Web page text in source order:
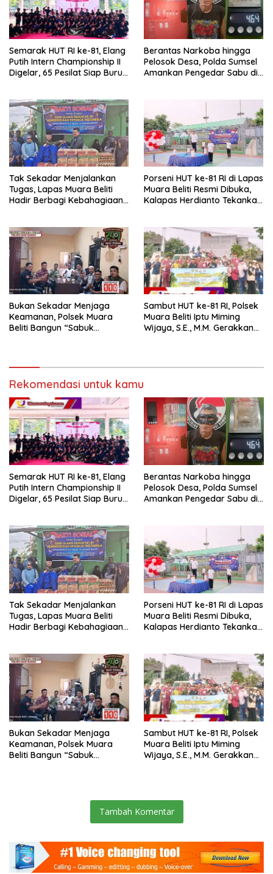
Semarak HUT RI ke-81, Elang
Putih Intern Championship II
Digelar, 65 Pesilat Siap Buru
Berantas Narkoba hingga
Pelosok Desa, Polda Sumsel
Amankan Pengedar Sabu di
Tak Sekadar Menjalankan
Tugas, Lapas Muara Beliti
Hadir Berbagi Kebahagiaan
Porseni HUT ke-81 RI di Lapas
Muara Beliti Resmi Dibuka,
Kalapas Herdianto Tekankan
Bukan Sekadar Menjaga
Keamanan, Polsek Muara
Beliti Bangun “Sabuk
Sambut HUT ke-81 RI, Polsek
Muara Beliti Iptu Miming
Wijaya, S.E., M.M. Gerakkan
Rekomendasi untuk kamu
Semarak HUT RI ke-81, Elang
Putih Intern Championship II
Digelar, 65 Pesilat Siap Buru
Berantas Narkoba hingga
Pelosok Desa, Polda Sumsel
Amankan Pengedar Sabu di
Tak Sekadar Menjalankan
Tugas, Lapas Muara Beliti
Hadir Berbagi Kebahagiaan
Porseni HUT ke-81 RI di Lapas
Muara Beliti Resmi Dibuka,
Kalapas Herdianto Tekankan
Bukan Sekadar Menjaga
Keamanan, Polsek Muara
Beliti Bangun “Sabuk
Sambut HUT ke-81 RI, Polsek
Muara Beliti Iptu Miming
Wijaya, S.E., M.M. Gerakkan
Tambah Komentar